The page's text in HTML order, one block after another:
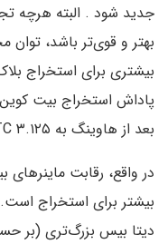
جدید شود . البته هرچه
بهتر و قوی‌تر باشد،
بیشتری برای استخراج
بعد از هاوینگ به ۳.۱۲۵ BTC کاهش خواهد یافت.
در واقع، رقابت
بیشتر برای استخراج
دیتا بیس بزرگ‌تری (بر